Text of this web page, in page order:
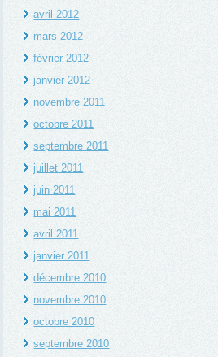
avril 2012
mars 2012
février 2012
janvier 2012
novembre 2011
octobre 2011
septembre 2011
juillet 2011
juin 2011
mai 2011
avril 2011
janvier 2011
décembre 2010
novembre 2010
octobre 2010
septembre 2010